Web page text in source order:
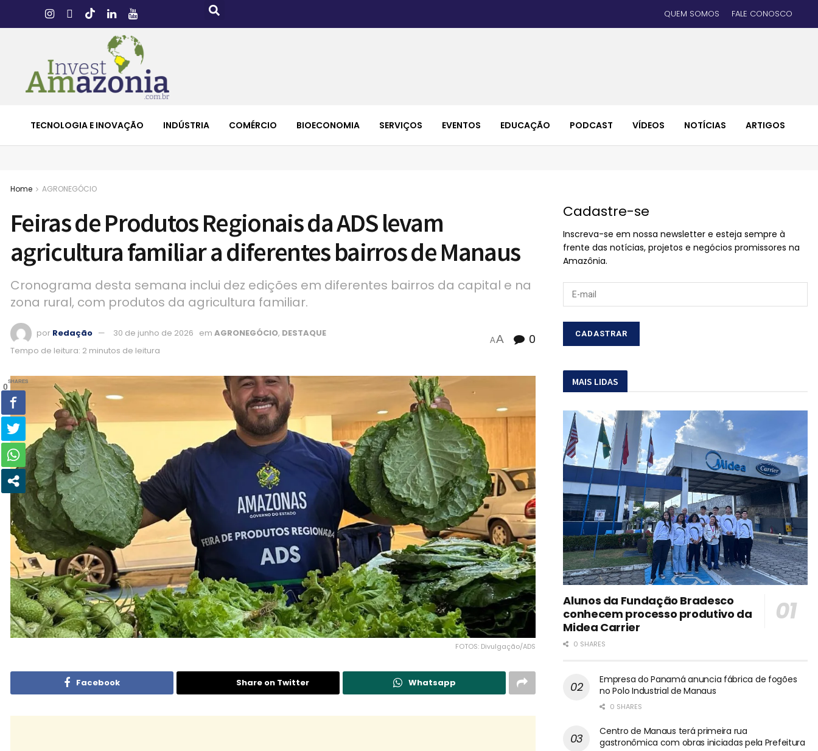
QUEM SOMOS FALE CONOSCO
TECNOLOGIA E INOVAÇÃO INDÚSTRIA COMÉRCIO BIOECONOMIA SERVIÇOS EVENTOS EDUCAÇÃO PODCAST VÍDEOS NOTÍCIAS ARTIGOS
Home AGRONEGÓCIO
Feiras de Produtos Regionais da ADS levam
agricultura familiar a diferentes bairros de Manaus
Cronograma desta semana inclui dez edições em diferentes bairros da capital e na
zona rural, com produtos da agricultura familiar.
por Redação 30 de junho de 2026 em AGRONEGÓCIO, DESTAQUE
Tempo de leitura: 2 minutos de leitura
AA 0
FOTOS: Divulgação/ADS
Facebook Share on Twitter Whatsapp
Cadastre-se
Inscreva-se em nossa newsletter e esteja sempre à
frente das notícias, projetos e negócios promissores na
Amazônia.
MAIS LIDAS
Alunos da Fundação Bradesco
conhecem processo produtivo da
Midea Carrier
0 SHARES
Empresa do Panamá anuncia fábrica de fogões
no Polo Industrial de Manaus
0 SHARES
Centro de Manaus terá primeira rua
gastronômica com obras iniciadas pela Prefeitura
0
SHARES